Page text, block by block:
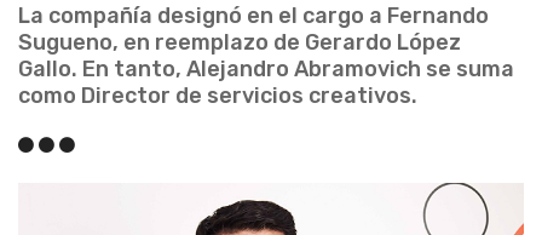
La compañía designó en el cargo a Fernando
Sugueno, en reemplazo de Gerardo López
Gallo. En tanto, Alejandro Abramovich se suma
como Director de servicios creativos.